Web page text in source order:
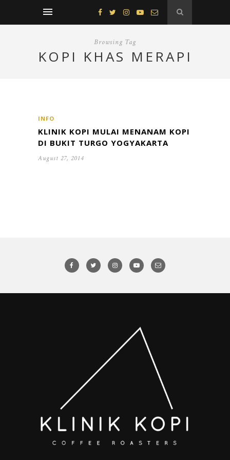
Browsing Tag
KOPI KHAS MERAPI
INFO
KLINIK KOPI MULAI MENANAM KOPI
DI BUKIT TURGO YOGYAKARTA
August 27, 2014